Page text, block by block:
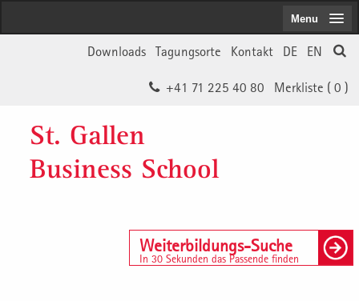
EN
DE
Kontakt
Tagungsorte
Downloads
Merkliste ( 0 )
+41 71 225 40 80
St. Gallen
Business School
Weiterbildungs-Suche
In 30 Sekunden das Passende finden
Menu